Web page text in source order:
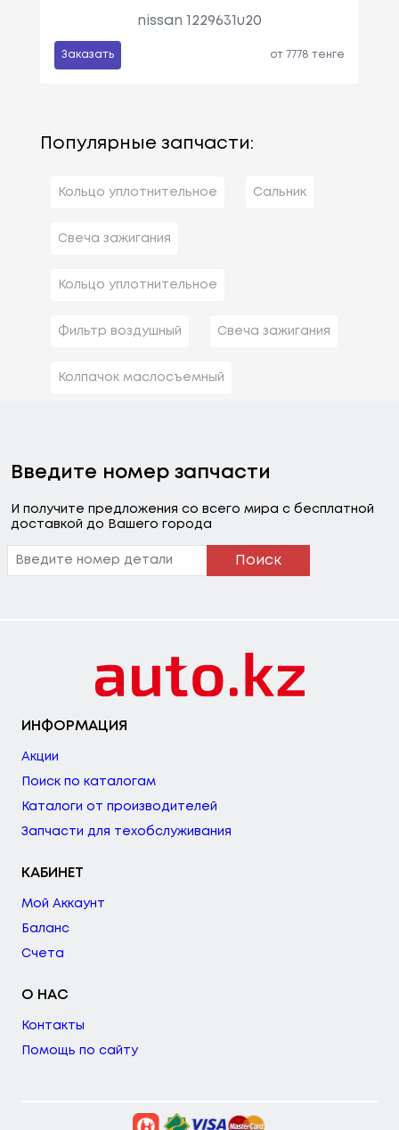
nissan 1229631u20
Заказать от 7778 тенге
Популярные запчасти:
Кольцо уплотнительное Сальник
Свеча зажигания
Кольцо уплотнительное
Фильтр воздушный Свеча зажигания
Колпачок маслосъемный
Введите номер запчасти
И получите предложения со всего мира с бесплатной
доставкой до Вашего города
Поиск
ИНФОРМАЦИЯ
Акции
Поиск по каталогам
Каталоги от производителей
Запчасти для техобслуживания
КАБИНЕТ
Мой Аккаунт
Баланс
Счета
О НАС
Контакты
Помощь по сайту